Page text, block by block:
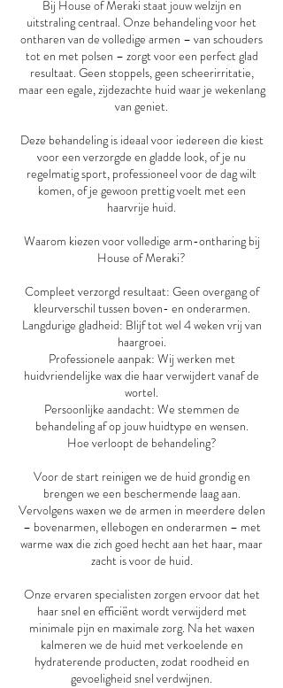
Bij House of Meraki staat jouw welzijn en
uitstraling centraal. Onze behandeling voor het
ontharen van de volledige armen – van schouders
tot en met polsen – zorgt voor een perfect glad
resultaat. Geen stoppels, geen scheerirritatie,
maar een egale, zijdezachte huid waar je wekenlang
van geniet.
Deze behandeling is ideaal voor iedereen die kiest
voor een verzorgde en gladde look, of je nu
regelmatig sport, professioneel voor de dag wilt
komen, of je gewoon prettig voelt met een
haarvrije huid.
Waarom kiezen voor volledige arm-ontharing bij
House of Meraki?
Compleet verzorgd resultaat: Geen overgang of
kleurverschil tussen boven- en onderarmen.
Langdurige gladheid: Blijf tot wel 4 weken vrij van
haargroei.
Professionele aanpak: Wij werken met
huidvriendelijke wax die haar verwijdert vanaf de
wortel.
Persoonlijke aandacht: We stemmen de
behandeling af op jouw huidtype en wensen.
Hoe verloopt de behandeling?
Voor de start reinigen we de huid grondig en
brengen we een beschermende laag aan.
Vervolgens waxen we de armen in meerdere delen
– bovenarmen, ellebogen en onderarmen – met
warme wax die zich goed hecht aan het haar, maar
zacht is voor de huid.
Onze ervaren specialisten zorgen ervoor dat het
haar snel en efficiënt wordt verwijderd met
minimale pijn en maximale zorg. Na het waxen
kalmeren we de huid met verkoelende en
hydraterende producten, zodat roodheid en
gevoeligheid snel verdwijnen.